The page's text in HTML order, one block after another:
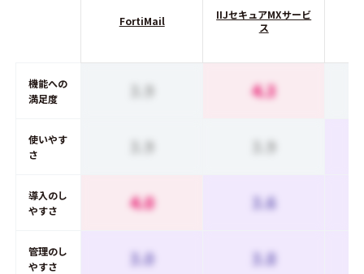
FortiMail
IIJセキュアMXサービ
ス
機能への
満足度
3.9 4.3
使いやす
さ
3.9 3.9
導入のし
やすさ
4.0 3.6
管理のし
やすさ
3.0 3.8